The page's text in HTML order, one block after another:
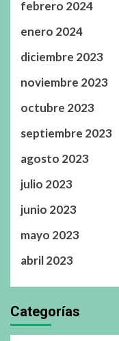
febrero 2024
enero 2024
diciembre 2023
noviembre 2023
octubre 2023
septiembre 2023
agosto 2023
julio 2023
junio 2023
mayo 2023
abril 2023
Categorías